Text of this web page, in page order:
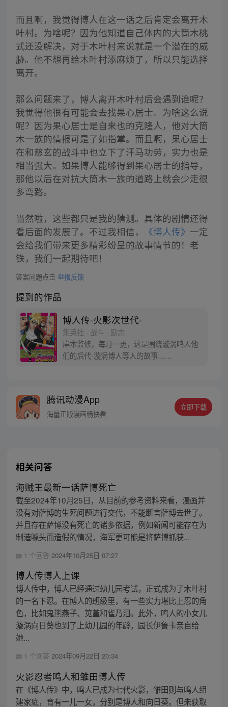
而且啊，我觉得博人在这一话之后肯定会离开木
叶村。为啥呢？因为他知道自己体内的大筒木桃
式还没解决，对于木叶村来说就是一个潜在的威
胁。他不想再给木叶村添麻烦了，所以只能选择
离开。
那么问题来了，博人离开木叶村后会遇到谁呢？
我觉得他很有可能会去找果心居士。为啥这么说
呢？因为果心居士是自来也的克隆人，他对大筒
木一族的情报可是了如指掌。而且啊，果心居士
在和慈玄的战斗中也立下了汗马功劳，实力也是
相当强大。如果博人能够得到果心居士的指导，
那他以后在对抗大筒木一族的道路上就会少走很
多弯路。
当然啦，这些都只是我的猜测。具体的剧情还得
看后面的发展了。不过我相信，
《博人传》 一定
会给我们带来更多精彩纷呈的故事情节的！老
铁，我们一起期待吧！
答案问题点击 举报反馈
提到的作品
博人传-火影次世代-
集英社 · 战斗 · 励志
岸本监修，每月一更，这是围绕漩涡鸣人他
们的后代-漩涡博人等人的故事……
腾讯动漫App
海量正版漫画畅快看
立即下载
相关问答
海贼王最新一话萨博死亡
截至2024年10月25日，从目前的参考资料来看，漫画并
没有对萨博的生死问题进行交代，不能断言萨博去世了。
并且存在萨博没有死亡的诸多依据，例如新闻可能存在为
制造噱头而造假的情况，海军更可能是将萨博抓获...
1 个回答 2024年10月25日 07:27
博人传博人上课
博人传中，博人已经通过幼儿园考试，正式成为了木叶村
的一名下忍。在博人的班级里，有一些实力堪比上忍的角
色，比如鬼熊燕子、笕堇和雀乃泪。此外，鸣人的小女儿
漩涡向日葵也到了上幼儿园的年龄，园长伊鲁卡亲自给
她...
1 个回答 2024年09月22日 20:34
火影忍者鸣人和雏田博人传
在《博人传》中，鸣人已成为七代火影，雏田则与鸣人组
建家庭，育有一儿一女，分别是博人和向日葵。但未获取